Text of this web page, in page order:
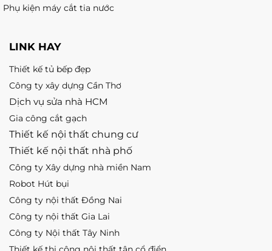
Phụ kiện máy cắt tia nước
LINK HAY
Thiết kế tủ bếp đẹp
Công ty xây dựng Cần Thơ
Dịch vụ sửa nhà HCM
Gia công cắt gạch
Thiết kế nội thất chung cư
Thiết kế nội thất nhà phố
Công ty Xây dựng nhà miền Nam
Robot Hút bụi
Công ty nội thất Đồng Nai
Công ty nội thất Gia Lai
Công ty Nội thất Tây Ninh